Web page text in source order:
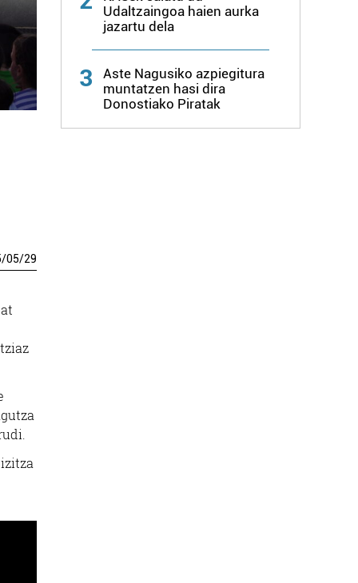
/05/29
Udaltzaingoa haien aurka
jazartu dela
3
Aste Nagusiko azpiegitura
muntatzen hasi dira
Donostiako Piratak